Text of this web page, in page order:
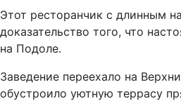
Этот ресторанчик с длинным
доказательство того, что
на Подоле.
Заведение переехало на
обустроило уютную террасу